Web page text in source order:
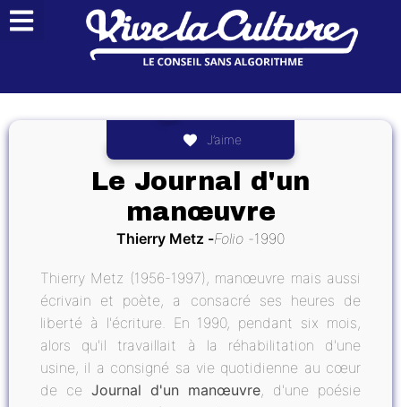
J’aime
Le Journal d'un
manœuvre
Thierry Metz Folio 1990
Thierry Metz (1956-1997), manœuvre mais aussi
écrivain et poète, a consacré ses heures de
liberté à l'écriture. En 1990, pendant six mois,
alors qu'il travaillait à la réhabilitation d'une
usine, il a consigné sa vie quotidienne au cœur
de ce Journal d'un manœuvre, d'une poésie